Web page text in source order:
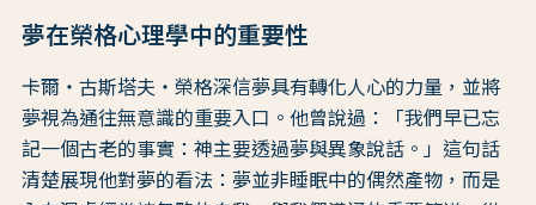
夢在榮格心理學中的重要性
卡爾・古斯塔夫・榮格深信夢具有轉化人心的力量，並將
夢視為通往無意識的重要入口。他曾說過：「我們早已忘
記一個古老的事實：神主要透過夢與異象說話。」這句話
清楚展現他對夢的看法：夢並非睡眠中的偶然產物，而是